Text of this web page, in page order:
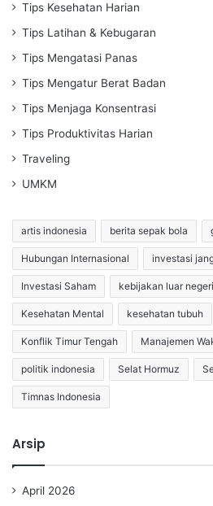
Tips Kesehatan Harian
Tips Latihan & Kebugaran
Tips Mengatasi Panas
Tips Mengatur Berat Badan
Tips Menjaga Konsentrasi
Tips Produktivitas Harian
Traveling
UMKM
artis indonesia berita sepak bola
Hubungan Internasional investasi
Investasi Saham kebijakan luar negeri
Kesehatan Mental kesehatan tubuh
Konflik Timur Tengah Manajemen
politik indonesia Selat Hormuz
Timnas Indonesia
Arsip
April 2026